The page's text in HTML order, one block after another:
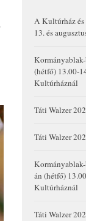
A Kultúrház
13. és
(hétfő) 13.00-
Kultúrháznál
Táti Walzer
Táti Walzer
án (hétfő)
Kultúrháznál
Táti Walzer